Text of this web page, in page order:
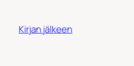
Kirjan jälkeen